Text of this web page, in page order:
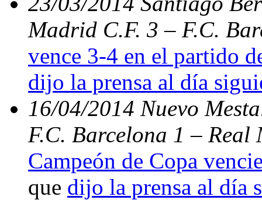
Madrid C.F. 3 – F.C.
vence 3-4 en el partido
dijo la prensa al día
16/04/2014 Nuevo
F.C. Barcelona 1 –
Campeón de Copa
que dijo la prensa al día